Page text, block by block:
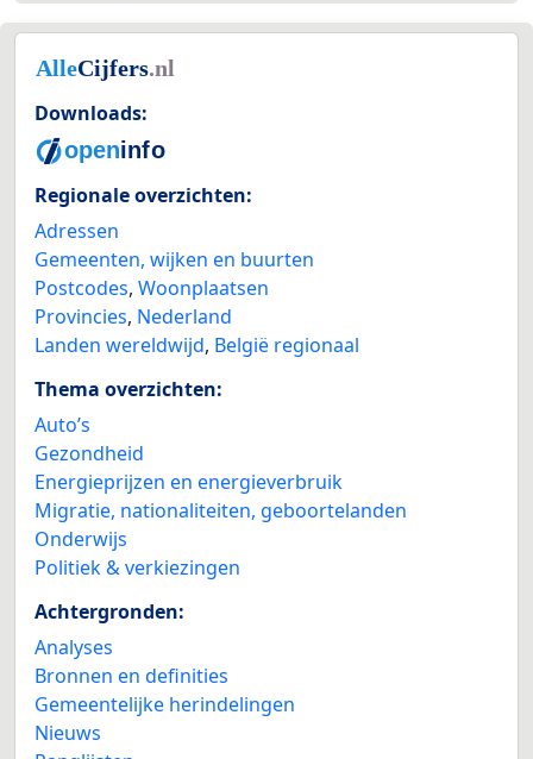
Downloads:
Regionale overzichten:
Adressen
Gemeenten, wijken en buurten
Postcodes, Woonplaatsen
Provincies, Nederland
Landen wereldwijd, België regionaal
Thema overzichten:
Auto’s
Gezondheid
Energieprijzen en energieverbruik
Migratie, nationaliteiten, geboortelanden
Onderwijs
Politiek & verkiezingen
Achtergronden:
Analyses
Bronnen en definities
Gemeentelijke herindelingen
Nieuws